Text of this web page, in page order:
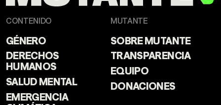
CONTENIDO
GÉNERO
DERECHOS
HUMANOS
SALUD MENTAL
EMERGENCIA
MUTANTE
SOBRE MUTANTE
TRANSPARENCIA
EQUIPO
DONACIONES